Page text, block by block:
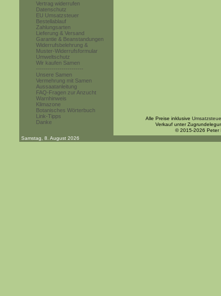
Vertrag widerrufen
Datenschutz
EU Umsatzsteuer
Bestellablauf
Zahlungsarten
Lieferung & Versand
Garantie & Beanstandungen
Widerrufsbelehrung &
Muster-Widerrufsformular
Umweltschutz
Wir kaufen Samen
------------------------
Unsere Samen
Vermehrung mit Samen
Aussaatanleitung
FAQ-Fragen zur Anzucht
Warnhinweis
Klimazone
Botanisches Wörterbuch
Link-Tipps
Danke
Alle Preise inklusive
Verkauf unter
© 2015-2026 Peter
Samstag, 8. August 2026